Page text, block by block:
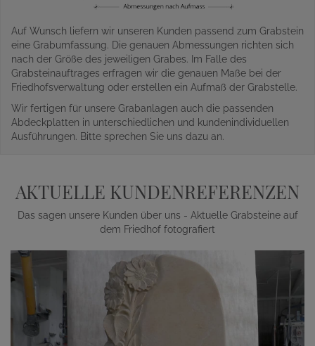
Auf Wunsch liefern wir unseren Kunden passend zum Grabstein
eine Grabumfassung. Die genauen Abmessungen richten sich
nach der Größe des jeweiligen Grabes. Im Falle des
Grabsteinauftrages erfragen wir die genauen Maße bei der
Friedhofsverwaltung oder erstellen ein Aufmaß der Grabstelle.
Wir fertigen für unsere Grabanlagen auch die passenden
Abdeckplatten in unterschiedlichen und kundenindividuellen
Ausführungen. Bitte sprechen Sie uns dazu an.
AKTUELLE KUNDENREFERENZEN
Das sagen unsere Kunden über uns - Aktuelle Grabsteine auf
dem Friedhof fotografiert